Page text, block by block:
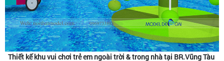
Thiết kế khu vui chơi trẻ em ngoài trời & trong nhà tại BR.Vũng Tàu